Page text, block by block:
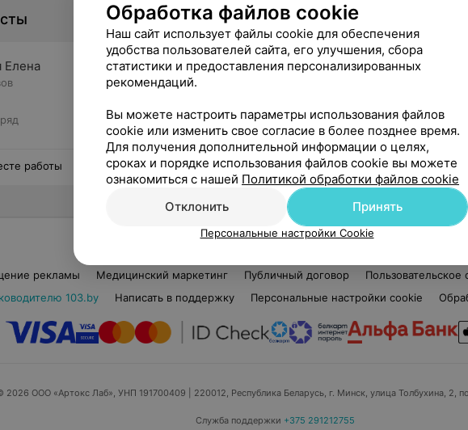
Елена
работы
Сосновская Марина
Стаж 4 года
Парикмахер
Нет информации о месте работы
рекламы Медицинский маркетинг Публичный договор Пользовательское
103.by
Написать в поддержку Персональные настройки cookie
2026 ООО «Артокс Лаб», УНП 191700409 | 220012, Республика Беларусь, г. Минск, улица Толбухина, 2,
Служба поддержки +375 291212755
Обработка файлов cookie
Наш сайт использует файлы cookie для обеспечения
удобства пользователей сайта, его улучшения, сбора
статистики и предоставления персонализированных
рекомендаций.
Вы можете настроить параметры использования файлов
cookie или изменить свое согласие в более позднее время.
Для получения дополнительной информации о целях,
сроках и порядке использования файлов cookie вы можете
ознакомиться с нашей Политикой обработки файлов cookie
Отклонить
Принять
Персональные настройки Cookie